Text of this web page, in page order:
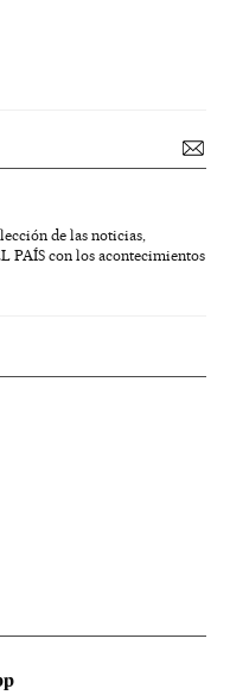
de las noticias,
PAÍS con los acontecimientos